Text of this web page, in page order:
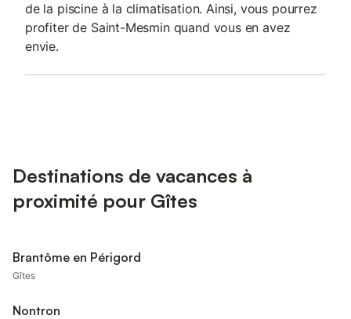
de la piscine à la climatisation. Ainsi, vous pourrez
profiter de Saint-Mesmin quand vous en avez
envie.
Destinations de vacances à
proximité pour Gîtes
Brantôme en Périgord
Gîtes
Nontron